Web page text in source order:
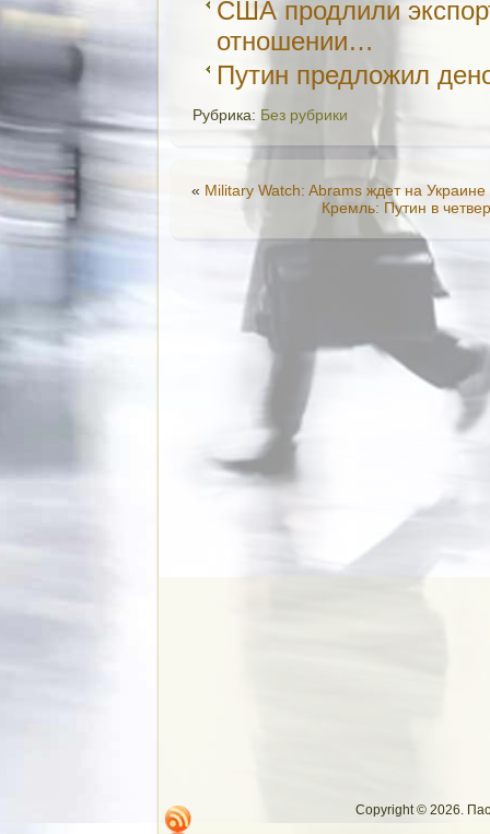
США продлили
отношении…
Путин предложил
Рубрика: Без рубрики
« Military Watch: Abrams ждет на
Кремль: Путин в
Copyright © 2026.